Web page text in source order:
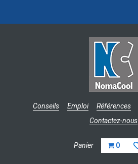
Conseils Emploi Références
Contactez-nous
Panier 0